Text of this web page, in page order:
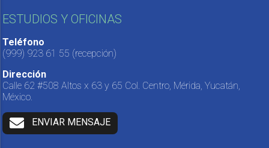
ESTUDIOS Y OFICINAS
Teléfono
(999) 923 61 55 (recepción)
Dirección
Calle 62 #508 Altos x 63 y 65 Col. Centro, Mérida, Yucatán,
México.
ENVIAR MENSAJE